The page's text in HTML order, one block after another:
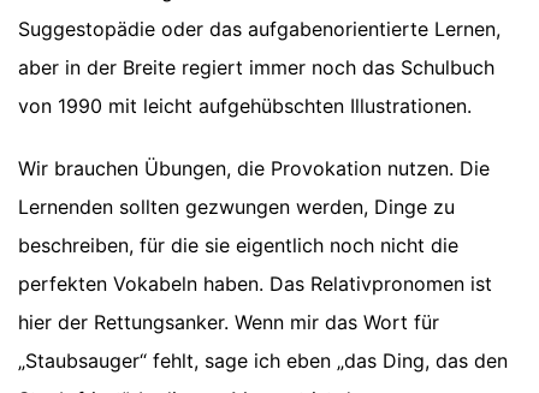
Suggestopädie oder das aufgabenorientierte Lernen,
aber in der Breite regiert immer noch das Schulbuch
von 1990 mit leicht aufgehübschten Illustrationen.
Wir brauchen Übungen, die Provokation nutzen. Die
Lernenden sollten gezwungen werden, Dinge zu
beschreiben, für die sie eigentlich noch nicht die
perfekten Vokabeln haben. Das Relativpronomen ist
hier der Rettungsanker. Wenn mir das Wort für
„Staubsauger“ fehlt, sage ich eben „das Ding, das den